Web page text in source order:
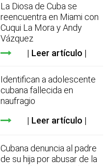
La Diosa de Cuba se
reencuentra en Miami con
Cuqui La Mora y Andy
Vázquez
Leer artículo
Identifican a adolescente
cubana fallecida en
naufragio
Leer artículo
Cubana denuncia al padre
de su hija por abusar de la